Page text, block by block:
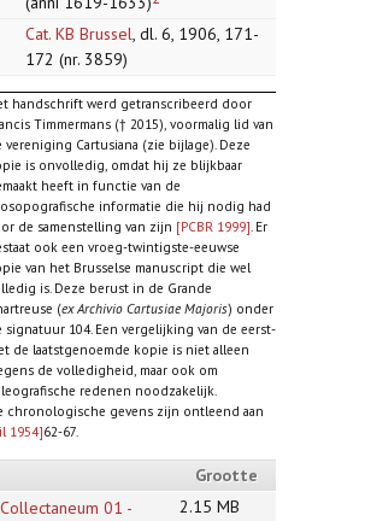
Cat. KB Brussel, dl. 6, 1906, 171-
172 (nr. 3859)
handschrift werd getranscribeerd door
Timmermans († 2015), voormalig lid van
vereniging Cartusiana (zie bijlage). Deze
is onvolledig, omdat hij ze blijkbaar
heeft in functie van de
informatie die hij nodig had
de samenstelling van zijn [PCBR 1999] . Er
ook een vroeg-twintigste-eeuwse
van het Brusselse manuscript die wel
is. Deze berust in de Grande
(ex Archivio Cartusiae Majoris) onder
signatuur 104. Een vergelijking van de eerst-
de laatstgenoemde kopie is niet alleen
de volledigheid, maar ook om
redenen noodzakelijk.
chronologische gevens zijn ontleend aan
1954]62-67.
Grootte
01 -
2.15 MB